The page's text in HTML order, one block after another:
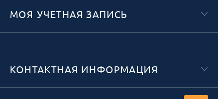
МОЯ УЧЕТНАЯ ЗАПИСЬ
КОНТАКТНАЯ ИНФОРМАЦИЯ